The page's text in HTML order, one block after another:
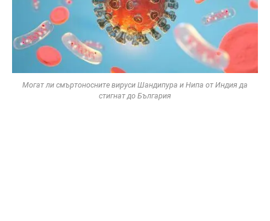
Могат ли смъртоносните вируси Шандипура и Нипа от Индия да
стигнат до България